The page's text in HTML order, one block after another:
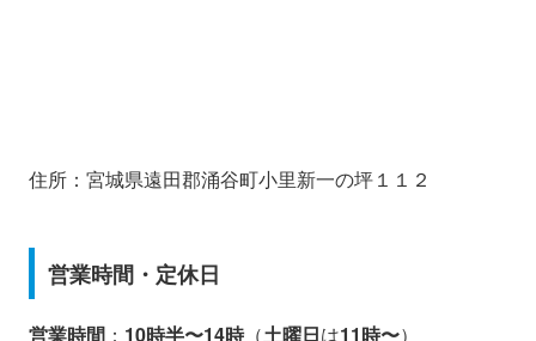
住所：宮城県遠田郡涌谷町小里新一の坪１１２
営業時間・定休日
営業時間 ： 10時半〜14時（土曜日は11時〜）